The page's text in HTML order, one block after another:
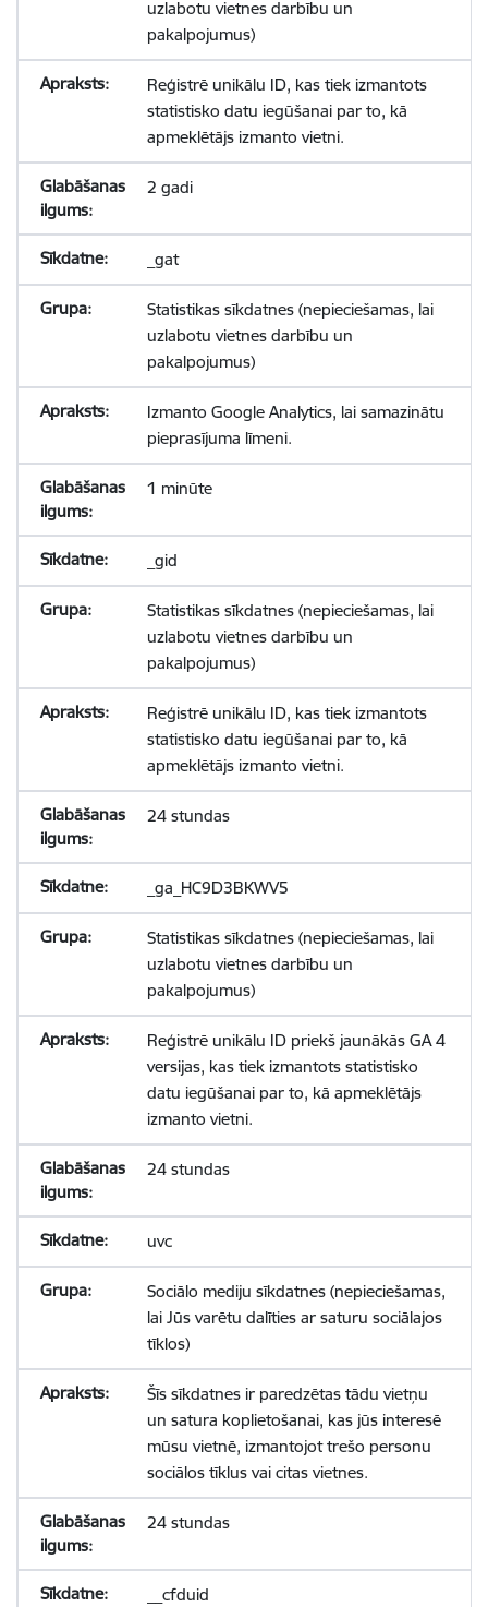
uzlabotu vietnes darbību un
pakalpojumus)
Reģistrē unikālu ID, kas tiek izmantots
statistisko datu iegūšanai par to, kā
apmeklētājs izmanto vietni.
2 gadi
_gat
Statistikas sīkdatnes (nepieciešamas, lai
uzlabotu vietnes darbību un
pakalpojumus)
Izmanto Google Analytics, lai samazinātu
pieprasījuma līmeni.
1 minūte
_gid
Statistikas sīkdatnes (nepieciešamas, lai
uzlabotu vietnes darbību un
pakalpojumus)
Reģistrē unikālu ID, kas tiek izmantots
statistisko datu iegūšanai par to, kā
apmeklētājs izmanto vietni.
24 stundas
_ga_HC9D3BKWV5
Statistikas sīkdatnes (nepieciešamas, lai
uzlabotu vietnes darbību un
pakalpojumus)
Reģistrē unikālu ID priekš jaunākās GA 4
versijas, kas tiek izmantots statistisko
datu iegūšanai par to, kā apmeklētājs
izmanto vietni.
24 stundas
uvc
Sociālo mediju sīkdatnes (nepieciešamas,
lai Jūs varētu dalīties ar saturu sociālajos
tīklos)
Šīs sīkdatnes ir paredzētas tādu vietņu
un satura koplietošanai, kas jūs interesē
mūsu vietnē, izmantojot trešo personu
sociālos tīklus vai citas vietnes.
24 stundas
__cfduid